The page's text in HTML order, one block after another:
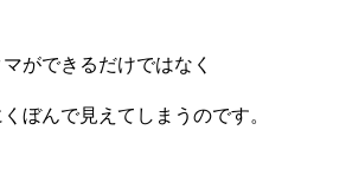
ができるだけではなく
ぼんで見えてしまうのです。